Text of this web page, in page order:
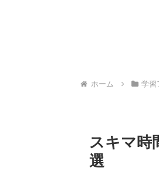
ホーム 学習
スキマ時
選